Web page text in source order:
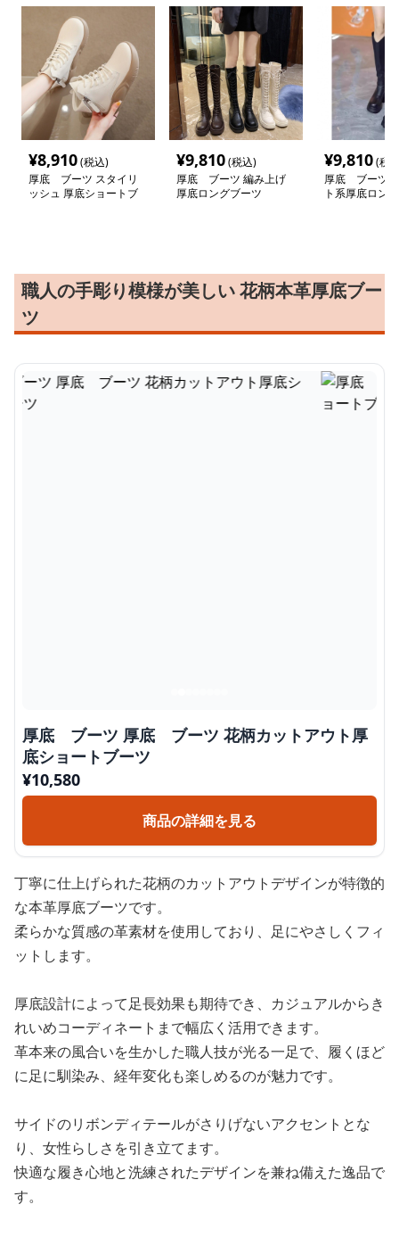
¥8,910(税込)
厚底 ブーツ スタイリ
ッシュ 厚底ショートブ
¥9,810(税込)
厚底 ブーツ 編み上げ
厚底ロングブーツ
¥9,810(税
厚底 ブーツ
ト系厚底ロン
職人の手彫り模様が美しい 花柄本革厚底ブー
ツ
厚底 ブーツ 厚底 ブーツ 花柄カットアウト厚
底ショートブーツ
¥10,580
商品の詳細を見る
丁寧に仕上げられた花柄のカットアウトデザインが特徴的
な本革厚底ブーツです。
柔らかな質感の革素材を使用しており、足にやさしくフィ
ットします。
厚底設計によって足長効果も期待でき、カジュアルからき
れいめコーディネートまで幅広く活用できます。
革本来の風合いを生かした職人技が光る一足で、履くほど
に足に馴染み、経年変化も楽しめるのが魅力です。
サイドのリボンディテールがさりげないアクセントとな
り、女性らしさを引き立てます。
快適な履き心地と洗練されたデザインを兼ね備えた逸品で
す。